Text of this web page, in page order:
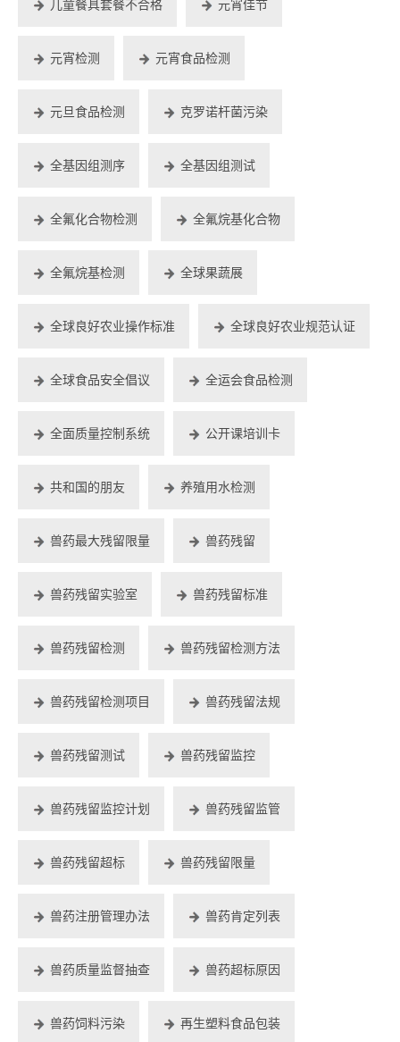
儿童餐具套餐不合格 元宵佳节
元宵检测 元宵食品检测
元旦食品检测 克罗诺杆菌污染
全基因组测序 全基因组测试
全氟化合物检测 全氟烷基化合物
全氟烷基检测 全球果蔬展
全球良好农业操作标准 全球良好农业规范认证
全球食品安全倡议 全运会食品检测
全面质量控制系统 公开课培训卡
共和国的朋友 养殖用水检测
兽药最大残留限量 兽药残留
兽药残留实验室 兽药残留标准
兽药残留检测 兽药残留检测方法
兽药残留检测项目 兽药残留法规
兽药残留测试 兽药残留监控
兽药残留监控计划 兽药残留监管
兽药残留超标 兽药残留限量
兽药注册管理办法 兽药肯定列表
兽药质量监督抽查 兽药超标原因
兽药饲料污染 再生塑料食品包装